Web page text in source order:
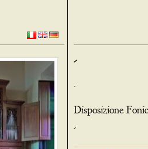
-
.
Disposizione
-